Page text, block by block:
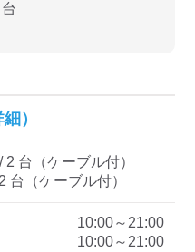
日産ディーラーを表示
台
）
2 台
（ケーブル付）
2 台 （ケーブル付）
10:00～21:00
10:00～21:00